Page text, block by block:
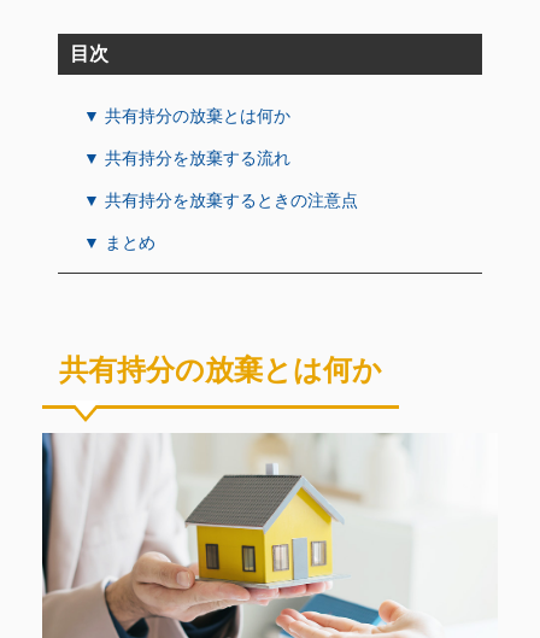
目次
▼ 共有持分の放棄とは何か
▼ 共有持分を放棄する流れ
▼ 共有持分を放棄するときの注意点
▼ まとめ
共有持分の放棄とは何か